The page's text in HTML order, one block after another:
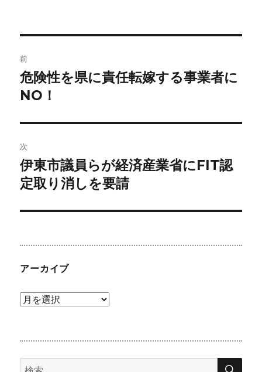
稿
ナ
ビ
ゲ
ー
ン
前
前
の
稿:
危険性を県に責任転嫁する事業者に
NO！
次
次
の
稿:
伊東市議員らが経済産業省にFIT認
定取り消しを要請
アーカイブ
ア
ブ検
検